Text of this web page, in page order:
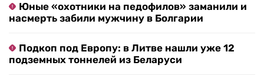
Юные «охотники на педофилов» заманили и
насмерть забили мужчину в Болгарии
Подкоп под Европу: в Литве нашли уже 12
подземных тоннелей из Беларуси